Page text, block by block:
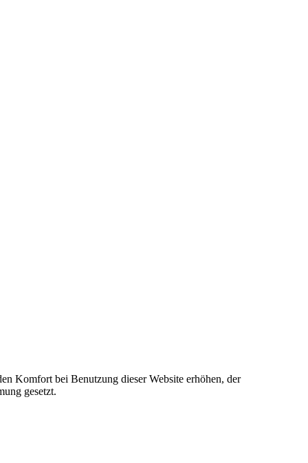
Komfort bei Benutzung dieser Website erhöhen, der
gesetzt.